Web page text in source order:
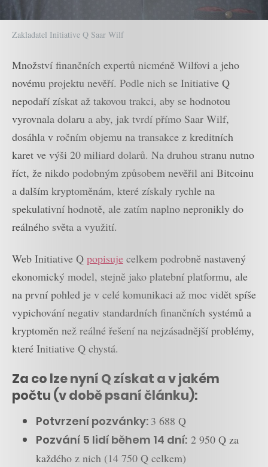
Zakladatel Initiative Q Saar Wilf
Množství finančních expertů nicméně Wilfovi a jeho
novému projektu nevěří. Podle nich se Initiative Q
nepodaří získat až takovou trakci, aby se hodnotou
vyrovnala dolaru a aby, jak tvrdí přímo Saar Wilf,
dosáhla v ročním objemu na transakce z kreditních
karet ve výši 20 miliard dolarů. Na druhou stranu nutno
říct, že nikdo podobným způsobem nevěřil ani Bitcoinu
a dalším kryptoměnám, které získaly rychle na
spekulativní hodnotě, ale zatím naplno nepronikly do
reálného světa a využití.
Web Initiative Q popisuje celkem podrobně nastavený
ekonomický model, stejně jako platební platformu, ale
na první pohled je v celé komunikaci až moc vidět spíše
vypichování negativ standardních finančních systémů a
kryptoměn než reálné řešení na nejzásadnější problémy,
které Initiative Q chystá.
Za co lze nyní Q získat a v jakém
počtu (v době psaní článku):
Potvrzení pozvánky: 3 688 Q
Pozvání 5 lidí během 14 dní: 2 950 Q za
každého z nich (14 750 Q celkem)